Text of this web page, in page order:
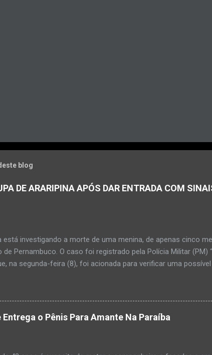
blog
DE ARARIPINA APÓS DAR ENTRADA COM
está investigando a morte de uma menina, de apenas cinco
de Pernambuco. O caso foi registrado pela Polícia Militar (PM)
na segunda-feira (8), foi acionada para verificar uma
da PM mostra que, segundo informações passadas pela
de desidratação e desnutrição, além de apresentar
que a criança estava apresentando, desde sábado (6),
pais só levaram a menina para UPA após uma piora no estado
o Pênis Para Amante Na Paraíba